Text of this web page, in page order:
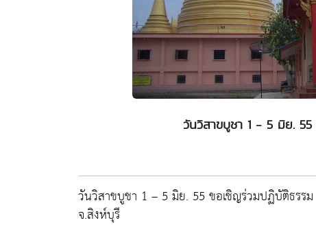
วันวิสาขบูชา 1 - 5 มิย.
วันวิสาขบูชา 1 – 5 มิย. 55 ขอเชิญร่วมปฏิบัติธรร
จ.สิงห์บุรี